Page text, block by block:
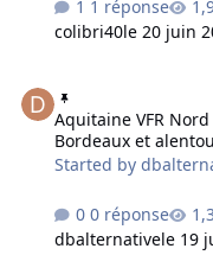
1 réponse
colibri40le 20 juin
Aquitaine VFR
Bordeaux et
Started by
0 réponse
dbalternativele 19